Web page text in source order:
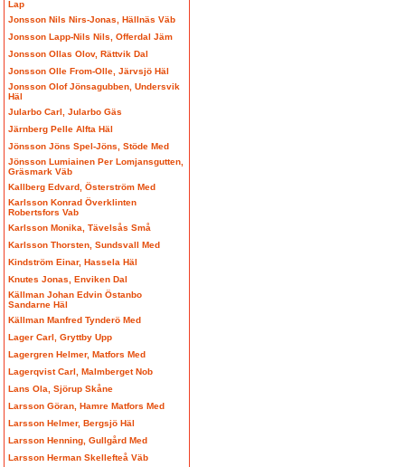
Lap
Jonsson Nils Nirs-Jonas, Hällnäs Väb
Jonsson Lapp-Nils Nils, Offerdal Jäm
Jonsson Ollas Olov, Rättvik Dal
Jonsson Olle From-Olle, Järvsjö Häl
Jonsson Olof Jönsagubben, Undersvik
Häl
Jularbo Carl, Jularbo Gäs
Järnberg Pelle Alfta Häl
Jönsson Jöns Spel-Jöns, Stöde Med
Jönsson Lumiainen Per Lomjansgutten,
Gräsmark Väb
Kallberg Edvard, Österström Med
Karlsson Konrad Överklinten
Robertsfors Vab
Karlsson Monika, Tävelsås Små
Karlsson Thorsten, Sundsvall Med
Kindström Einar, Hassela Häl
Knutes Jonas, Enviken Dal
Källman Johan Edvin Östanbo
Sandarne Häl
Källman Manfred Tynderö Med
Lager Carl, Gryttby Upp
Lagergren Helmer, Matfors Med
Lagerqvist Carl, Malmberget Nob
Lans Ola, Sjörup Skåne
Larsson Göran, Hamre Matfors Med
Larsson Helmer, Bergsjö Häl
Larsson Henning, Gullgård Med
Larsson Herman Skellefteå Väb